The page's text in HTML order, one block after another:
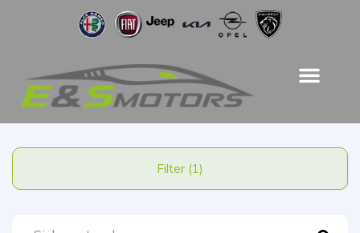
Filter (1)